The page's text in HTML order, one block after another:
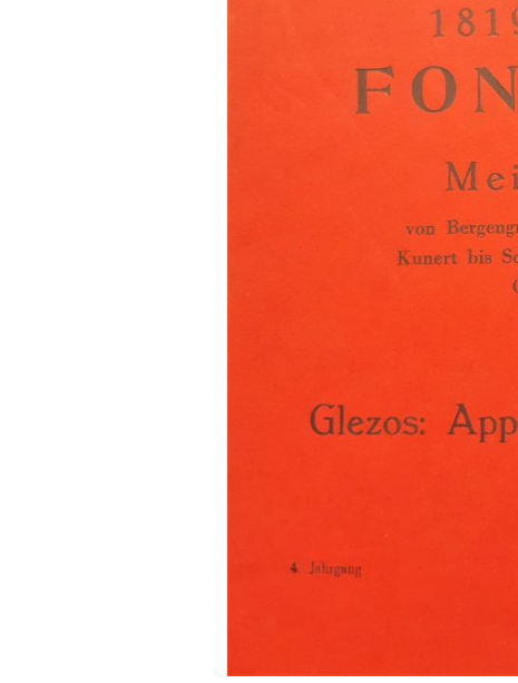
FONTANE-ORTE
FONTANE-PROJEKTE